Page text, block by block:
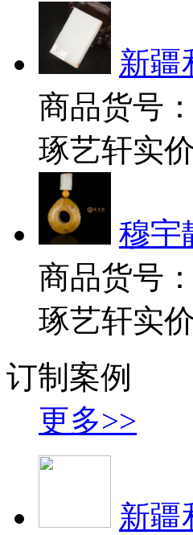
新疆
商品货号
琢艺轩实价
穆宇
商品货号
琢艺轩实价
订制案例
更多>>
新疆